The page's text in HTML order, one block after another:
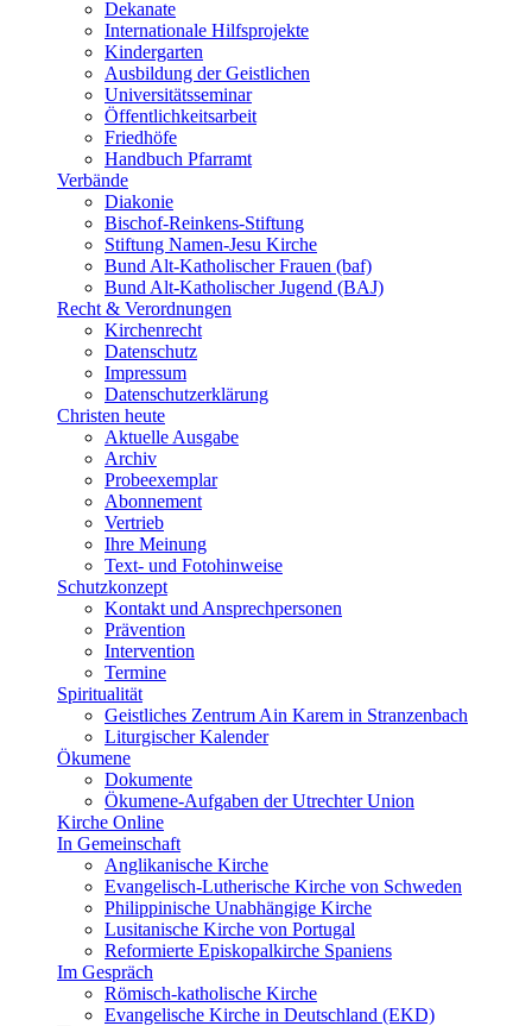
Dekanate
Internationale Hilfsprojekte
Kindergarten
Ausbildung der Geistlichen
Universitätsseminar
Öffentlichkeitsarbeit
Friedhöfe
Handbuch Pfarramt
Verbände
Diakonie
Bischof-Reinkens-Stiftung
Stiftung Namen-Jesu Kirche
Bund Alt-Katholischer Frauen (baf)
Bund Alt-Katholischer Jugend (BAJ)
Recht & Verordnungen
Kirchenrecht
Datenschutz
Impressum
Datenschutzerklärung
Christen heute
Aktuelle Ausgabe
Archiv
Probeexemplar
Abonnement
Vertrieb
Ihre Meinung
Text- und Fotohinweise
Schutzkonzept
Kontakt und Ansprechpersonen
Prävention
Intervention
Termine
Spiritualität
Geistliches Zentrum Ain Karem in Stranzenbach
Liturgischer Kalender
Ökumene
Dokumente
Ökumene-Aufgaben der Utrechter Union
Kirche Online
In Gemeinschaft
Anglikanische Kirche
Evangelisch-Lutherische Kirche von Schweden
Philippinische Unabhängige Kirche
Lusitanische Kirche von Portugal
Reformierte Episkopalkirche Spaniens
Im Gespräch
Römisch-katholische Kirche
Evangelische Kirche in Deutschland (EKD)